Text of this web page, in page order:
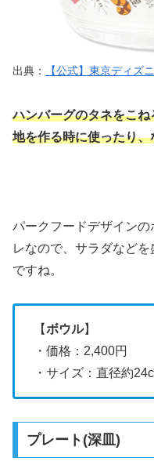
出典： 【公式】東京ディズ
ハンバーグのタネをこ
地を作る時に使ったり
パークフードデザイン
レなので、サラダなど
ですね。
【ボウル】
・価格：2,400円
・サイズ：直径約
プレート(深皿)